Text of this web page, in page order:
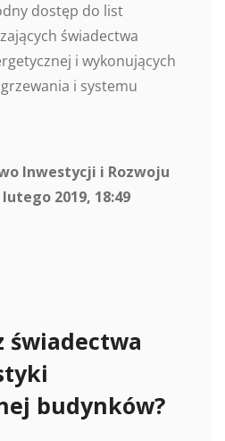
dostęp do list
świadectwa
i wykonujących
i systemu
Inwestycji i Rozwoju
lutego 2019, 18:49
świadectwa
budynków?